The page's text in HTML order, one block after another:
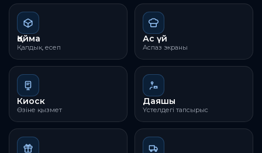
Қойма
Қалдық, есеп
Ас үй
Аспаз экраны
Киоск
Өзіне қызмет
Даяшы
Үстелдегі тапсырыс